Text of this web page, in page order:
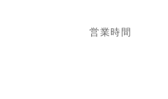
営業時間